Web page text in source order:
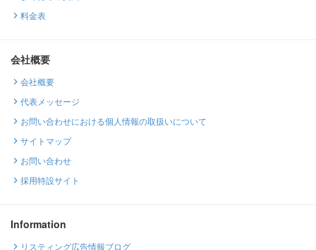
料金表
会社概要
会社概要
代表メッセージ
お問い合わせにおける個人情報の取扱いについて
サイトマップ
お問い合わせ
採用特設サイト
Information
リスティング広告情報ブログ